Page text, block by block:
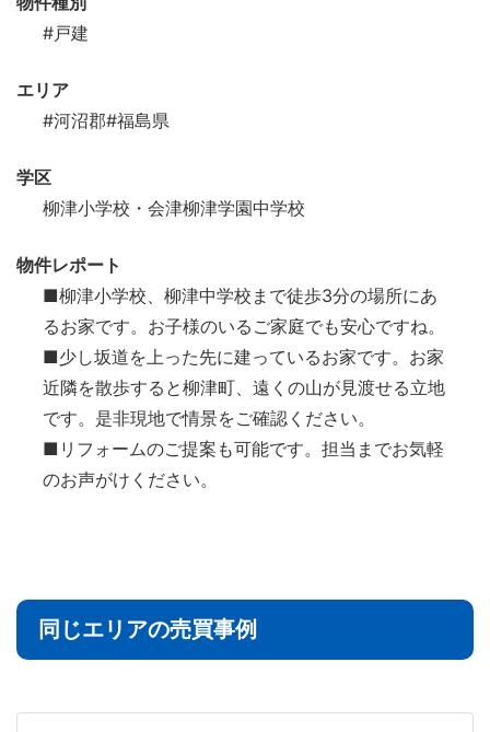
#戸建
エリア
#河沼郡#福島県
学区
柳津小学校・会津柳津学園中学校
物件レポート
■柳津小学校、柳津中学校まで徒歩3分の場所にあ
るお家です。お子様のいるご家庭でも安心ですね。
■少し坂道を上った先に建っているお家です。お家
近隣を散歩すると柳津町、遠くの山が見渡せる立地
です。是非現地で情景をご確認ください。
■リフォームのご提案も可能です。担当までお気軽
のお声がけください。
同じエリアの売買事例